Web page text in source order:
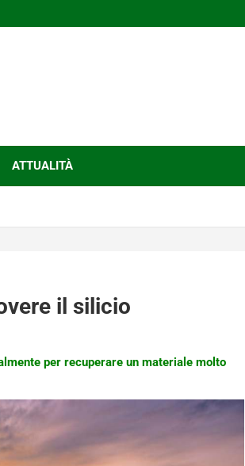
ATTUALITÀ
il silicio
per recuperare un materiale molto